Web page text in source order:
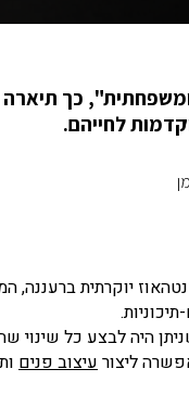
כך
יוקרתית ברעננה,
היה לבצע כל שינוי
ליצור עיצוב פנים